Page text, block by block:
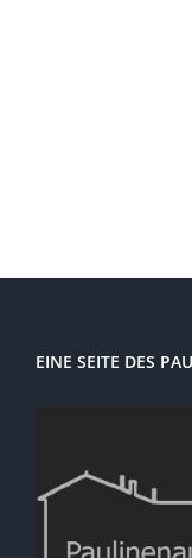
EINE SEITE DES